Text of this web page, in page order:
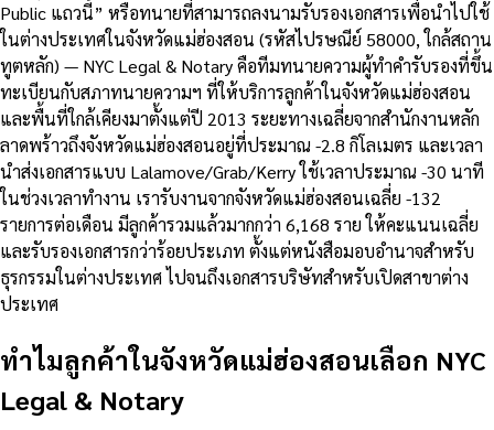
Public แถวนี้” หรือทนายที่สามารถลงนามรับรองเอกสารเพื่อนำไปใช้
ในต่างประเทศในจังหวัดแม่ฮ่องสอน (รหัสไปรษณีย์ 58000, ใกล้สถาน
ทูตหลัก) — NYC Legal & Notary คือทีมทนายความผู้ทำคำรับรองที่ขึ้น
ทะเบียนกับสภาทนายความฯ ที่ให้บริการลูกค้าในจังหวัดแม่ฮ่องสอน
และพื้นที่ใกล้เคียงมาตั้งแต่ปี 2013 ระยะทางเฉลี่ยจากสำนักงานหลัก
ลาดพร้าวถึงจังหวัดแม่ฮ่องสอนอยู่ที่ประมาณ -2.8 กิโลเมตร และเวลา
นำส่งเอกสารแบบ Lalamove/Grab/Kerry ใช้เวลาประมาณ -30 นาที
ในช่วงเวลาทำงาน เรารับงานจากจังหวัดแม่ฮ่องสอนเฉลี่ย -132
รายการต่อเดือน มีลูกค้ารวมแล้วมากกว่า 6,168 ราย ให้คะแนนเฉลี่ย
และรับรองเอกสารกว่าร้อยประเภท ตั้งแต่หนังสือมอบอำนาจสำหรับ
ธุรกรรมในต่างประเทศ ไปจนถึงเอกสารบริษัทสำหรับเปิดสาขาต่าง
ประเทศ
ทำไมลูกค้าในจังหวัดแม่ฮ่องสอนเลือก NYC
Legal & Notary